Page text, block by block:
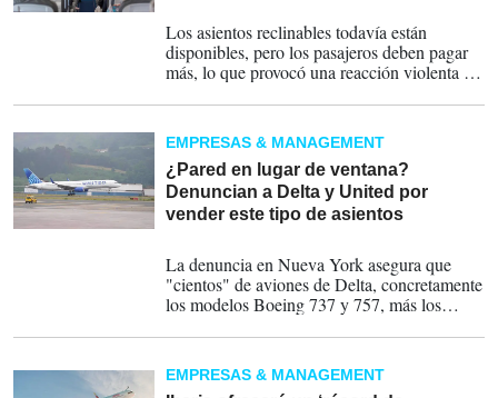
Los asientos reclinables todavía están
disponibles, pero los pasajeros deben pagar
más, lo que provocó una reacción violenta de
dicen que el cambio podría afectar la salud y
la seguridad.
EMPRESAS & MANAGEMENT
¿Pared en lugar de ventana?
Denuncian a Delta y United por
vender este tipo de asientos
La denuncia en Nueva York asegura que
"cientos" de aviones de Delta, concretamente
los modelos Boeing 737 y 757, más los
lugar de la ventana hay un muro ciego que
esconde los tubos de aire acondicionado o de
cableado eléctrico.
EMPRESAS & MANAGEMENT